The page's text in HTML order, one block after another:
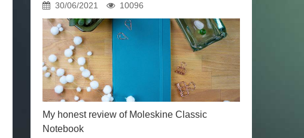
30/06/2021 10096
My honest review of Moleskine Classic
Notebook